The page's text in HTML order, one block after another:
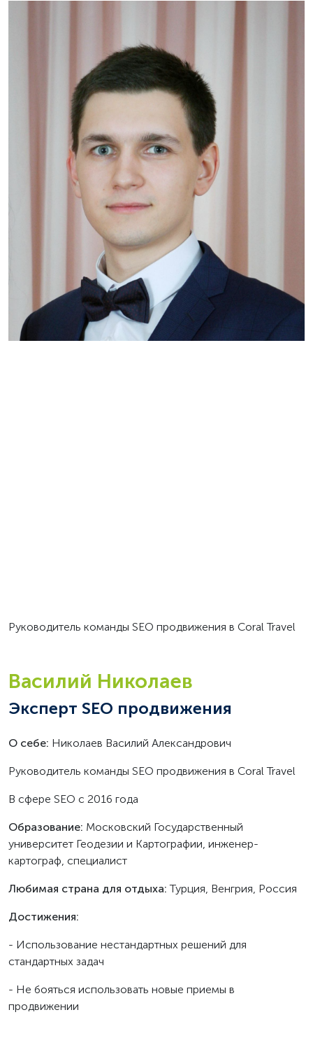
Василий Николаев
Эксперт SEO продвижения
О себе: Николаев Василий Александрович
Руководитель команды SEO продвижения в Coral Travel
В сфере SEO с 2016 года
Образование: Московский Государственный
университет Геодезии и Картографии, инженер-
картограф, специалист
Любимая страна для отдыха: Турция, Венгрия, Россия
Достижения:
- Использование нестандартных решений для
стандартных задач
- Не бояться использовать новые приемы в
продвижении
Руководитель команды SEO продвижения в Coral Travel